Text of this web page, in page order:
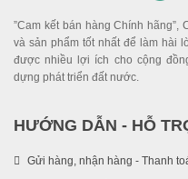
”Cam kết bán hàng Chính
và sản phẩm tốt nhất để làm hài
được nhiều lợi ích cho cộng
dựng phát triển đất nước.
HƯỚNG DẪN - HỖ
Gửi hàng, nhận hàng - Thanh